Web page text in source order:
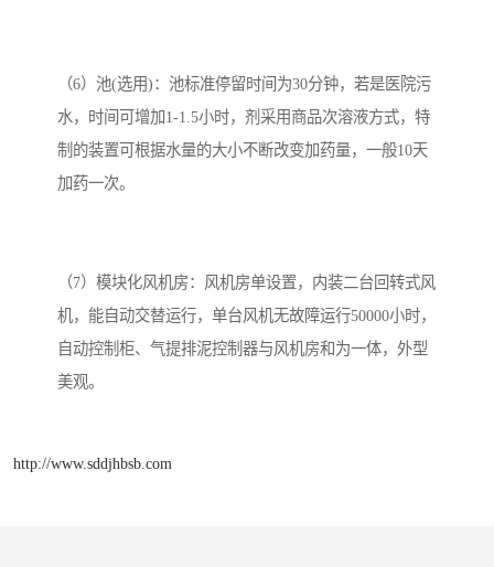
（6）池(选用)：池标准停留时间为30分钟，若是医院污
水，时间可增加1-1.5小时，剂采用商品次溶液方式，特
制的装置可根据水量的大小不断改变加药量，一般10天
加药一次。
（7）模块化风机房：风机房单设置，内装二台回转式风
机，能自动交替运行，单台风机无故障运行50000小时，
自动控制柜、气提排泥控制器与风机房和为一体，外型
美观。
http://www.sddjhbsb.com